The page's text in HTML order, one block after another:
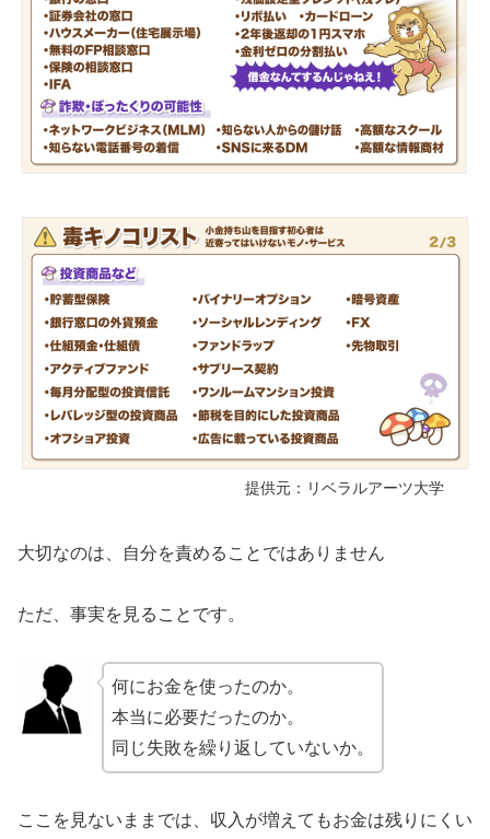
提供元：リベラルアーツ大学
大切なのは、自分を責めることではありません
ただ、事実を見ることです。
何にお金を使ったのか。
本当に必要だったのか。
同じ失敗を繰り返していないか。
ここを見ないままでは、収入が増えてもお金は残りにくい